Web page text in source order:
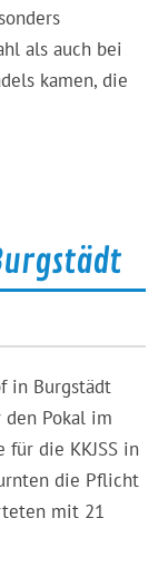
als auch bei
kamen, die
in Burgstädt
Pokal im
für die KKJSS in
die Pflicht
mit 21